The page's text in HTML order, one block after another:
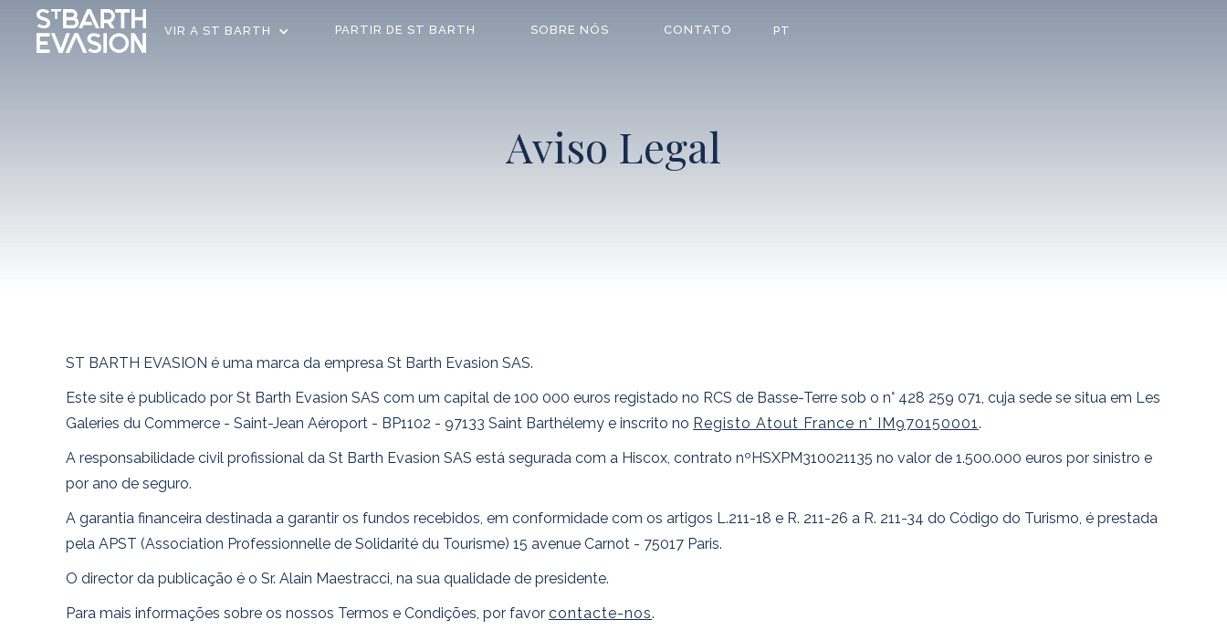
VIR A ST BARTH PARTIR DE ST BARTH SOBRE NÓS CONTATO PT
Aviso Legal
ST BARTH EVASION é uma marca da empresa St Barth Evasion SAS.
Este site é publicado por St Barth Evasion SAS com um capital de 100 000 euros registado no RCS de Basse-Terre sob o n° 428 259 071, cuja sede se situa em Les
Galeries du Commerce - Saint-Jean Aéroport - BP1102 - 97133 Saint Barthélemy e inscrito no Registo Atout France n° IM970150001.
A responsabilidade civil profissional da St Barth Evasion SAS está segurada com a Hiscox, contrato nºHSXPM310021135 no valor de 1.500.000 euros por sinistro e
por ano de seguro.
A garantia financeira destinada a garantir os fundos recebidos, em conformidade com os artigos L.211-18 e R. 211-26 a R. 211-34 do Código do Turismo, é prestada
pela APST (Association Professionnelle de Solidarité du Tourisme) 15 avenue Carnot - 75017 Paris.
O director da publicação é o Sr. Alain Maestracci, na sua qualidade de presidente.
Para mais informações sobre os nossos Termos e Condições, por favor contacte-nos.